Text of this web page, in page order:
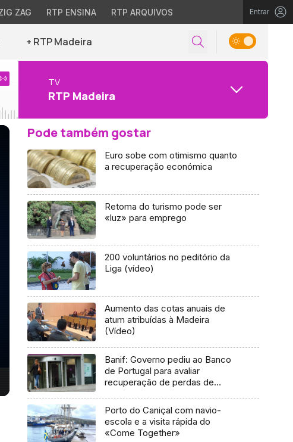
ZAG RTP ENSINA RTP ARQUIVOS Entrar
+ RTP Madeira
TV
RTP Madeira
Pode também gostar
Euro sobe com otimismo quanto
a recuperação económica
Retoma do turismo pode ser
«luz» para emprego
200 voluntários no peditório da
Liga (vídeo)
Aumento das cotas anuais de
atum atribuídas à Madeira
(Vídeo)
Banif: Governo pediu ao Banco
de Portugal para avaliar
recuperação de perdas de
Porto do Caniçal com navio-
escola e a visita rápida do
«Come Together»